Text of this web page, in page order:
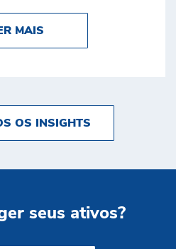
MAIS
OS INSIGHTS
seus ativos?